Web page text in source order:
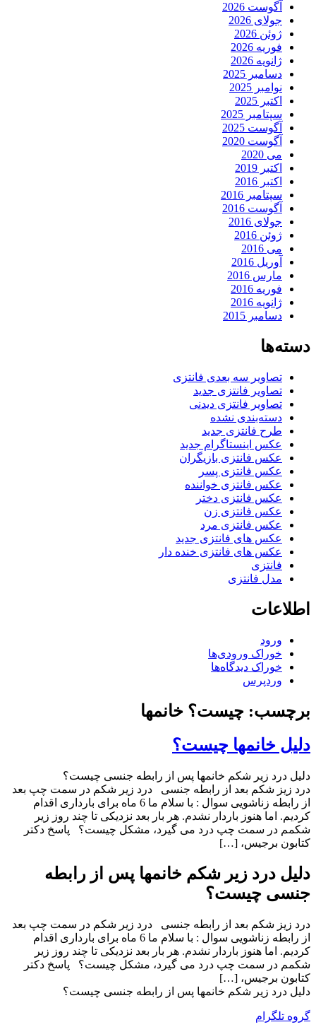
آگوست 2026
جولای 2026
ژوئن 2026
فوریه 2026
ژانویه 2026
دسامبر 2025
نوامبر 2025
اکتبر 2025
سپتامبر 2025
آگوست 2025
آگوست 2020
می 2020
اکتبر 2019
اکتبر 2016
سپتامبر 2016
آگوست 2016
جولای 2016
ژوئن 2016
می 2016
آوریل 2016
مارس 2016
فوریه 2016
ژانویه 2016
دسامبر 2015
دسته‌ها
تصاویر سه بعدی فانتزی
تصاویر فانتزی جدید
تصاویر فانتزی دیدنی
دسته‌بندی نشده
طرح فانتزی جدید
عکس اینستاگرام جدید
عکس فانتزی بازیگران
عکس فانتزی پسر
عکس فانتزی خواننده
عکس فانتزی دختر
عکس فانتزی زن
عکس فانتزی مرد
عکس های فانتزی جدید
عکس های فانتزی خنده دار
فانتزی
مدل فانتزی
اطلاعات
ورود
خوراک ورودی‌ها
خوراک دیدگاه‌ها
وردپرس
برچسب: چیست؟ خانمها
دلیل خانمها چیست؟
دلیل درد زیر شکم خانمها پس از رابطه جنسی چیست؟
درد زیز شکم بعد از رابطه جنسی درد زیر شکم در سمت چپ بعد
از رابطه زناشویی سوال : با سلام ما 6 ماه برای بارداری اقدام
کردیم. اما هنوز باردار نشدم. هر بار بعد نزدیکی تا چند روز زیر
شکمم در سمت چپ درد می گیرد، مشکل چیست؟ پاسخ دکتر
کتابون برجیس، […]
دلیل درد زیر شکم خانمها پس از رابطه
جنسی چیست؟
درد زیز شکم بعد از رابطه جنسی درد زیر شکم در سمت چپ بعد
از رابطه زناشویی سوال : با سلام ما 6 ماه برای بارداری اقدام
کردیم. اما هنوز باردار نشدم. هر بار بعد نزدیکی تا چند روز زیر
شکمم در سمت چپ درد می گیرد، مشکل چیست؟ پاسخ دکتر
کتابون برجیس، […]
دلیل درد زیر شکم خانمها پس از رابطه جنسی چیست؟
گروه تلگرام